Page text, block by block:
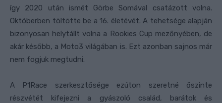
így 2020 után ismét Görbe Somával csatázott volna.
Októberben töltötte be a 16. életévét. A tehetsége alapján
bizonyosan helytállt volna a Rookies Cup mezőnyében, de
akár később, a Moto3 világában is. Ezt azonban sajnos már
nem fogjuk megtudni.
A P1Race szerkesztősége ezúton szeretné őszinte
részvétét kifejezni a gyászoló család, barátok és